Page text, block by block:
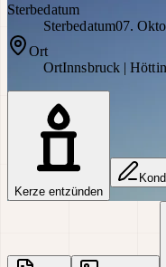
Sterbedatum
Sterbedatum07.
Ort
OrtInnsbruck |
Kerze entzünden